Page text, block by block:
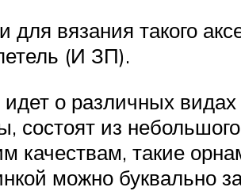
вязания такого
(И ЗП).
о различных
состоят из
качествам, такие
можно буквально